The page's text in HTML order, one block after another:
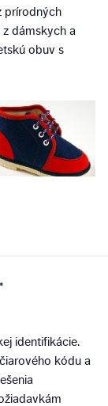
prírodných
dámskych a
obuv s
identifikácie.
kódu a